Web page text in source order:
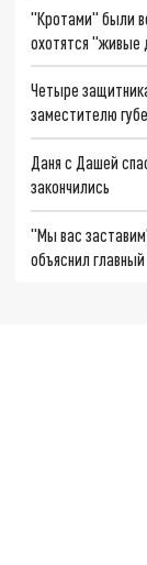
"Кротами" были
охотятся "живые
Четыре
заместителю
Даня с Дашей
закончились
"Мы вас
объяснил